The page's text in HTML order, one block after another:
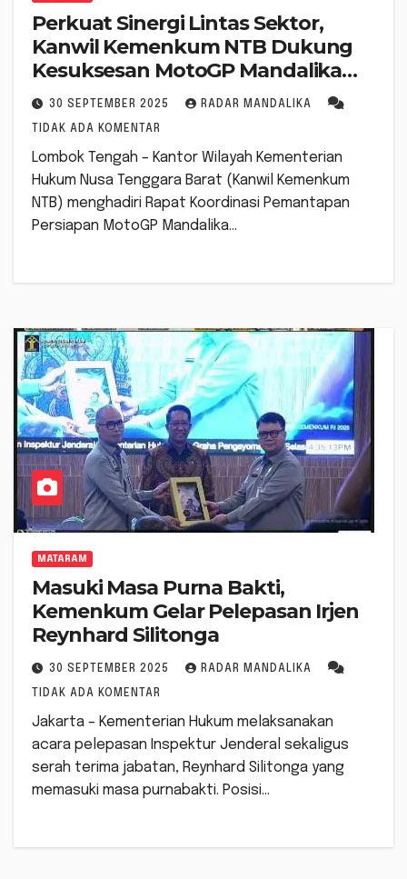
Perkuat Sinergi Lintas Sektor,
Kanwil Kemenkum NTB Dukung
Kesuksesan MotoGP Mandalika
2025
30 SEPTEMBER 2025 RADAR MANDALIKA
TIDAK ADA KOMENTAR
Lombok Tengah – Kantor Wilayah Kementerian
Hukum Nusa Tenggara Barat (Kanwil Kemenkum
NTB) menghadiri Rapat Koordinasi Pemantapan
Persiapan MotoGP Mandalika…
MATARAM
Masuki Masa Purna Bakti,
Kemenkum Gelar Pelepasan Irjen
Reynhard Silitonga
30 SEPTEMBER 2025 RADAR MANDALIKA
TIDAK ADA KOMENTAR
Jakarta – Kementerian Hukum melaksanakan
acara pelepasan Inspektur Jenderal sekaligus
serah terima jabatan, Reynhard Silitonga yang
memasuki masa purnabakti. Posisi…